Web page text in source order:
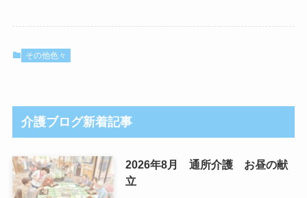
その他色々
介護ブログ新着記事
2026年8月 通所介護 お昼の献
立